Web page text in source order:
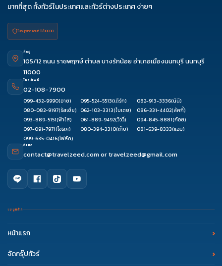
มากที่สุด ทั้งทัวร์ในประเทศและทัวร์ต่างประเทศ ง่ายๆ
ใบอนุญาต เลขที่ 11/08038
ที่อยู่
105/12 ถนน ราชพฤกษ์ ตำบล บางรักน้อย อำเภอเมืองนนทบุรี นนทบุรี
11000
โทรศัพท์
02-108-7900
099-432-9990(อาย) 095-524-5513(เติร์ก) 082-913-3336(นินิ)
080-082-9197(รัสเซีย) 062-103-3313(ใบเตย) 086-331-4402(ลัคกี้)
093-889-5151(ฟ้าใส) 061-889-9492(วิววี่) 094-845-8881(ก้อย)
097-091-7971(โจริญ) 080-394-3310(เก็บ) 081-639-8333(แอม)
099-635-0416(โฟล์ค)
อีเมล
contact@travelzeed.comortravelzeed@gmail.com
เมนูหลัก
หน้าแรก
จัดกรุ๊ปทัวร์